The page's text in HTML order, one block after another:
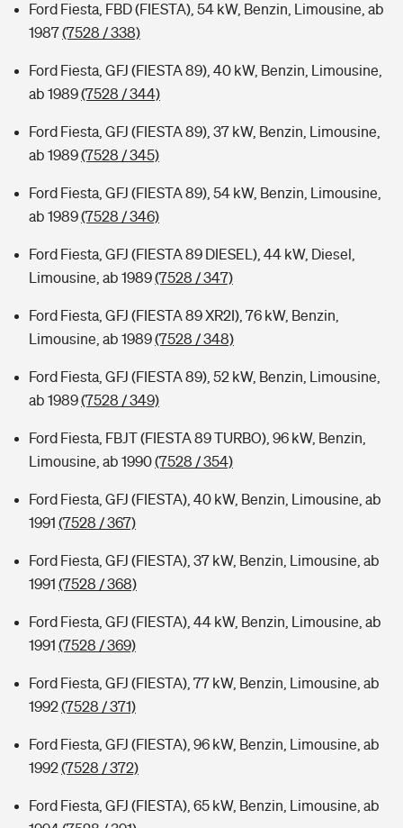
Ford Fiesta, FBD (FIESTA), 54 kW, Benzin, Limousine, ab
1987(7528 / 338)
Ford Fiesta, GFJ (FIESTA 89), 40 kW, Benzin, Limousine,
ab 1989(7528 / 344)
Ford Fiesta, GFJ (FIESTA 89), 37 kW, Benzin, Limousine,
ab 1989(7528 / 345)
Ford Fiesta, GFJ (FIESTA 89), 54 kW, Benzin, Limousine,
ab 1989(7528 / 346)
Ford Fiesta, GFJ (FIESTA 89 DIESEL), 44 kW, Diesel,
Limousine, ab 1989(7528 / 347)
Ford Fiesta, GFJ (FIESTA 89 XR2I), 76 kW, Benzin,
Limousine, ab 1989(7528 / 348)
Ford Fiesta, GFJ (FIESTA 89), 52 kW, Benzin, Limousine,
ab 1989(7528 / 349)
Ford Fiesta, FBJT (FIESTA 89 TURBO), 96 kW, Benzin,
Limousine, ab 1990(7528 / 354)
Ford Fiesta, GFJ (FIESTA), 40 kW, Benzin, Limousine, ab
1991 (7528 / 367)
Ford Fiesta, GFJ (FIESTA), 37 kW, Benzin, Limousine, ab
1991 (7528 / 368)
Ford Fiesta, GFJ (FIESTA), 44 kW, Benzin, Limousine, ab
1991 (7528 / 369)
Ford Fiesta, GFJ (FIESTA), 77 kW, Benzin, Limousine, ab
1992(7528 / 371)
Ford Fiesta, GFJ (FIESTA), 96 kW, Benzin, Limousine, ab
1992(7528 / 372)
Ford Fiesta, GFJ (FIESTA), 65 kW, Benzin, Limousine, ab